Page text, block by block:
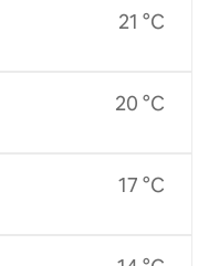
21 °C
20 °C
17 °C